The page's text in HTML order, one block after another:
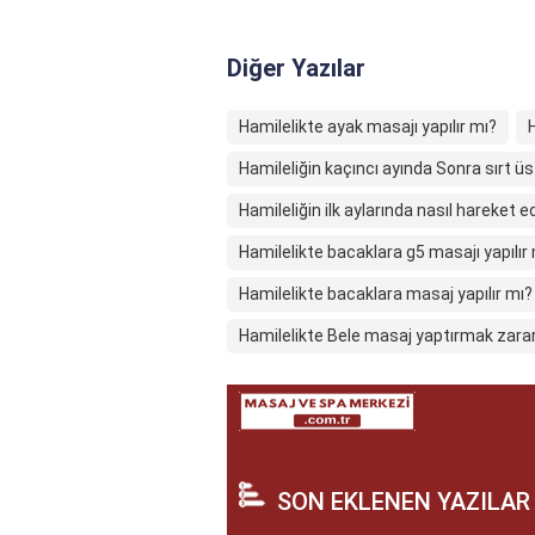
Diğer Yazılar
Hamilelikte ayak masajı yapılır mı?
Hamileliğin kaçıncı ayında Sonra sırt
Hamileliğin ilk aylarında nasıl hareket
Hamilelikte bacaklara g5 masajı yapılır
Hamilelikte bacaklara masaj yapılır mı?
Hamilelikte Bele masaj yaptırmak
SON EKLENEN YAZILAR